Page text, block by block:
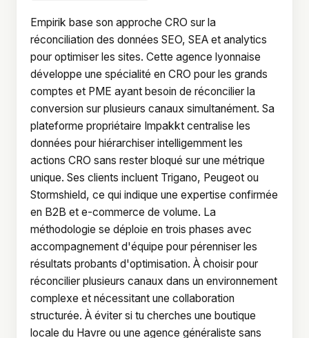
Empirik base son approche CRO sur la
réconciliation des données SEO, SEA et analytics
pour optimiser les sites. Cette agence lyonnaise
développe une spécialité en CRO pour les grands
comptes et PME ayant besoin de réconcilier la
conversion sur plusieurs canaux simultanément. Sa
plateforme propriétaire Impakkt centralise les
données pour hiérarchiser intelligemment les
actions CRO sans rester bloqué sur une métrique
unique. Ses clients incluent Trigano, Peugeot ou
Stormshield, ce qui indique une expertise confirmée
en B2B et e-commerce de volume. La
méthodologie se déploie en trois phases avec
accompagnement d'équipe pour pérenniser les
résultats probants d'optimisation. À choisir pour
réconcilier plusieurs canaux dans un environnement
complexe et nécessitant une collaboration
structurée. À éviter si tu cherches une boutique
locale du Havre ou une agence généraliste sans